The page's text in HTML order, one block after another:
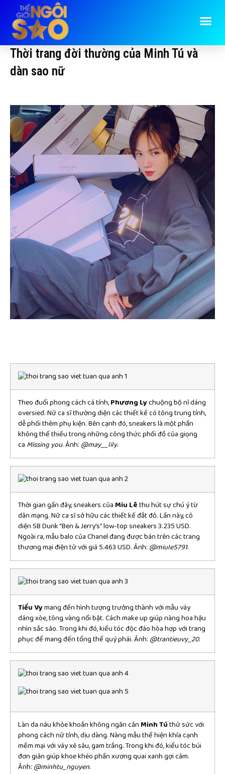
Thời trang đời thường của Minh Tú và
dàn sao nữ
Theo đuổi phong cách cá tính,Phương Lychuộng bộ nỉ dáng
oversied. Nữ ca sĩ thường diện các thiết kế có tông trung tính,
dễ phối thêm phụ kiện. Bên cạnh đó, sneakers là một phần
không thể thiếu trong những công thức phối đồ của giọng
ca Missing you. Ảnh: @may__lily.
Thời gian gần đây, sneakers của Miu Lêthu hút sự chú ý từ
dân mạng. Nữ ca sĩ sở hữu các thiết kế đắt đỏ. Lần này, cô
diện SB Dunk “Ben & Jerry’s” low-top sneakers 3.235 USD.
Ngoài ra, mẫu balo của Chanel đang được bán trên các trang
thương mại điện tử với giá 5.463 USD. Ảnh: @miule5791.
Tiểu Vymang đến hình tượng trưởng thành với mẫu váy
dáng xòe, tông vàng nổi bật. Cách make up giúp nàng hoa hậu
nhìn sắc sảo. Trong khi đó, kiểu tóc độc đáo hòa hợp với trang
phục để mang đến tổng thể quý phái. Ảnh: @trantieuvy_20.
Làn da nâu khỏe khoắn không ngăn cản Minh Túthử sức với
phong cách nữ tính, dịu dàng. Nàng mẫu thể hiện khía cạnh
mềm mại với váy xẻ sâu, gam trắng. Trong khi đó, kiểu tóc búi
đơn giản giúp khoe khéo phần xương quai xanh gợi cảm.
Ảnh: @minhtu_nguyen.